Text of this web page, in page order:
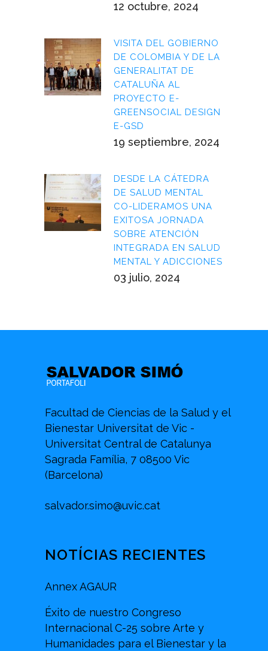
12 octubre, 2024
VISITA DEL GOBIERNO
DE COLOMBIA Y DE LA
GENERALITAT DE
CATALUÑA AL
PROYECTO E-
GREENSOCIAL DESIGN
E-GSD
19 septiembre, 2024
DESDE LA CÁTEDRA
DE SALUD MENTAL
CO-LIDERAMOS UNA
EXITOSA JORNADA
SOBRE ATENCIÓN
INTEGRADA EN SALUD
MENTAL Y ADICCIONES
03 julio, 2024
Facultad de Ciencias de la Salud y el
Bienestar Universitat de Vic -
Universitat Central de Catalunya
Sagrada Família, 7 08500 Vic
(Barcelona)
salvador.simo@uvic.cat
NOTÍCIAS RECIENTES
Annex AGAUR
Éxito de nuestro Congreso
Internacional C-25 sobre Arte y
Humanidades para el Bienestar y la